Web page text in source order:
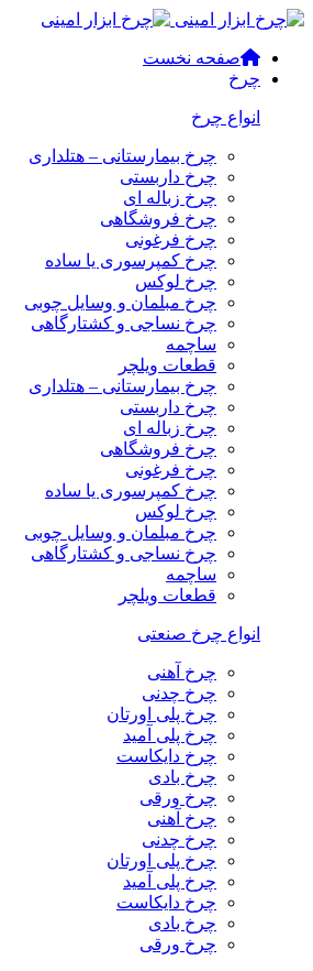
صفحه نخست
چرخ
انواع چرخ
چرخ بیمارستانی – هتلداری
چرخ داربستی
چرخ زباله ای
چرخ فروشگاهی
چرخ فرغونی
چرخ کمپرسوری یا ساده
چرخ لوکس
چرخ مبلمان و وسایل چوبی
چرخ نساجی و کشتارگاهی
ساچمه
قطعات ویلچر
چرخ بیمارستانی – هتلداری
چرخ داربستی
چرخ زباله ای
چرخ فروشگاهی
چرخ فرغونی
چرخ کمپرسوری یا ساده
چرخ لوکس
چرخ مبلمان و وسایل چوبی
چرخ نساجی و کشتارگاهی
ساچمه
قطعات ویلچر
انواع چرخ صنعتی
چرخ آهنی
چرخ چدنی
چرخ پلی اورتان
چرخ پلی آمید
چرخ دایکاست
چرخ بادی
چرخ ورقی
چرخ آهنی
چرخ چدنی
چرخ پلی اورتان
چرخ پلی آمید
چرخ دایکاست
چرخ بادی
چرخ ورقی